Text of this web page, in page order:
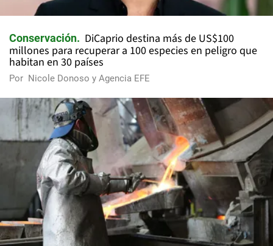
Conservación
DiCaprio destina más de US$100
millones para recuperar a 100 especies en peligro que
habitan en 30 países
Por Nicole Donoso y Agencia EFE